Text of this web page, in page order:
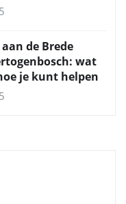
de Brede
wat
je kunt helpen